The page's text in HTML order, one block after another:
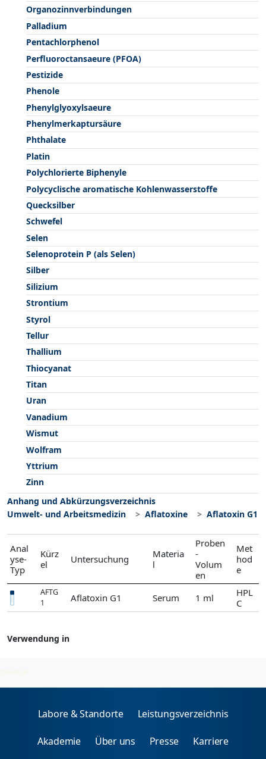
Organozinnverbindungen
Palladium
Pentachlorphenol
Perfluoroctansaeure (PFOA)
Pestizide
Phenole
Phenylglyoxylsaeure
Phenylmerkaptursäure
Phthalate
Platin
Polychlorierte Biphenyle
Polycyclische aromatische Kohlenwasserstoffe
Quecksilber
Schwefel
Selen
Selenoprotein P (als Selen)
Silber
Silizium
Strontium
Styrol
Tellur
Thallium
Thiocyanat
Titan
Uran
Vanadium
Wismut
Wolfram
Yttrium
Zinn
Anhang und Abkürzungsverzeichnis
Umwelt- und Arbeitsmedizin
Aflatoxine Aflatoxin G1
Anal
yse-
Typ
Kürz
el
Untersuchung
Materia
l
Proben
-
Volum
en
Met
hod
e
AFTG
1
Aflatoxin G1 Serum 1 ml
HPL
C
Verwendung in
2026-08-08
Labore & Standorte Leistungsverzeichnis
Akademie Über uns Presse Karriere